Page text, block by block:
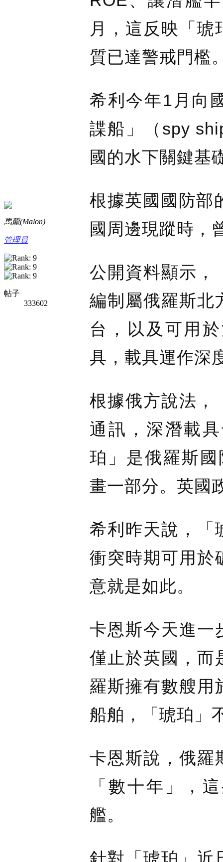
馬龍(Malon)
管理員
帖子
333602
月，這反映「
質已達警戒門檻
希利今年1月向
諜船」（spy
國的水下關鍵基
根據英國國防部
國周邊現蹤時，
公開資料顯示，
編制屬俄羅斯北
台，以及可用
具，載具運作深
根據俄方說法，
通訊，深潛載
珀」是俄羅斯
畫一部分。英國
希利昨天說，「
衝突時期可用於
意就是如此。
卡恩斯今天進一
僅止於英國，而
羅斯擁有數艘用
船舶，「琥珀」
卡恩斯說，俄羅
「數十年」，
艦。
針對「琥珀」近